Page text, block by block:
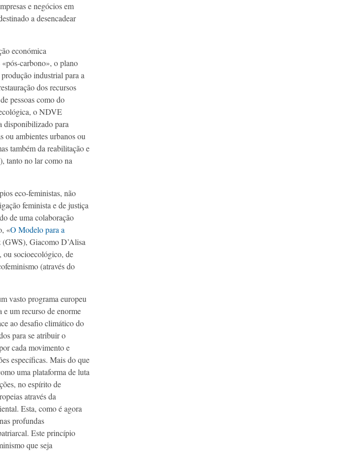
e negócios em
a desencadear
económica
carbono», o plano
industrial para a
dos recursos
pessoas como do
o NDVE
disponibilizado para
ou ambientes urbanos ou
também da reabilitação e
tanto no lar como na
eco-feministas, não
feminista e de justiça
de uma colaboração
«O Modelo para a
(GWS), Giacomo D’Alisa
ou socioecológico, de
(através do
vasto programa europeu
um recurso de enorme
ao desafio climático do
para se atribuir o
cada movimento e
específicas. Mais do que
uma plataforma de luta
no espírito de
através da
Esta, como é agora
profundas
Este princípio
que seja